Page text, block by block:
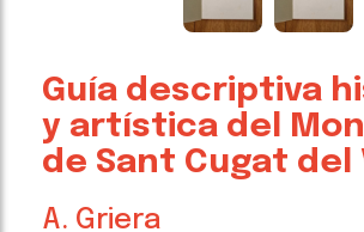
Guía descriptiva
y artística del
de Sant Cugat del
A. Griera